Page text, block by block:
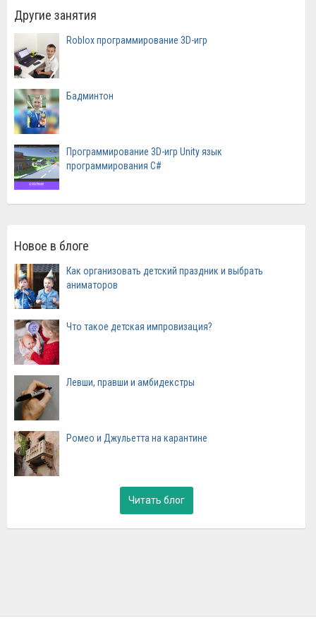
Другие занятия
Roblox программирование 3D-игр
Бадминтон
Программирование 3D-игр Unity язык
программирования C#
Новое в блоге
Как организовать детский праздник и выбрать
аниматоров
Что такое детская импровизация?
Левши, правши и амбидекстры
Ромео и Джульетта на карантине
Читать блог